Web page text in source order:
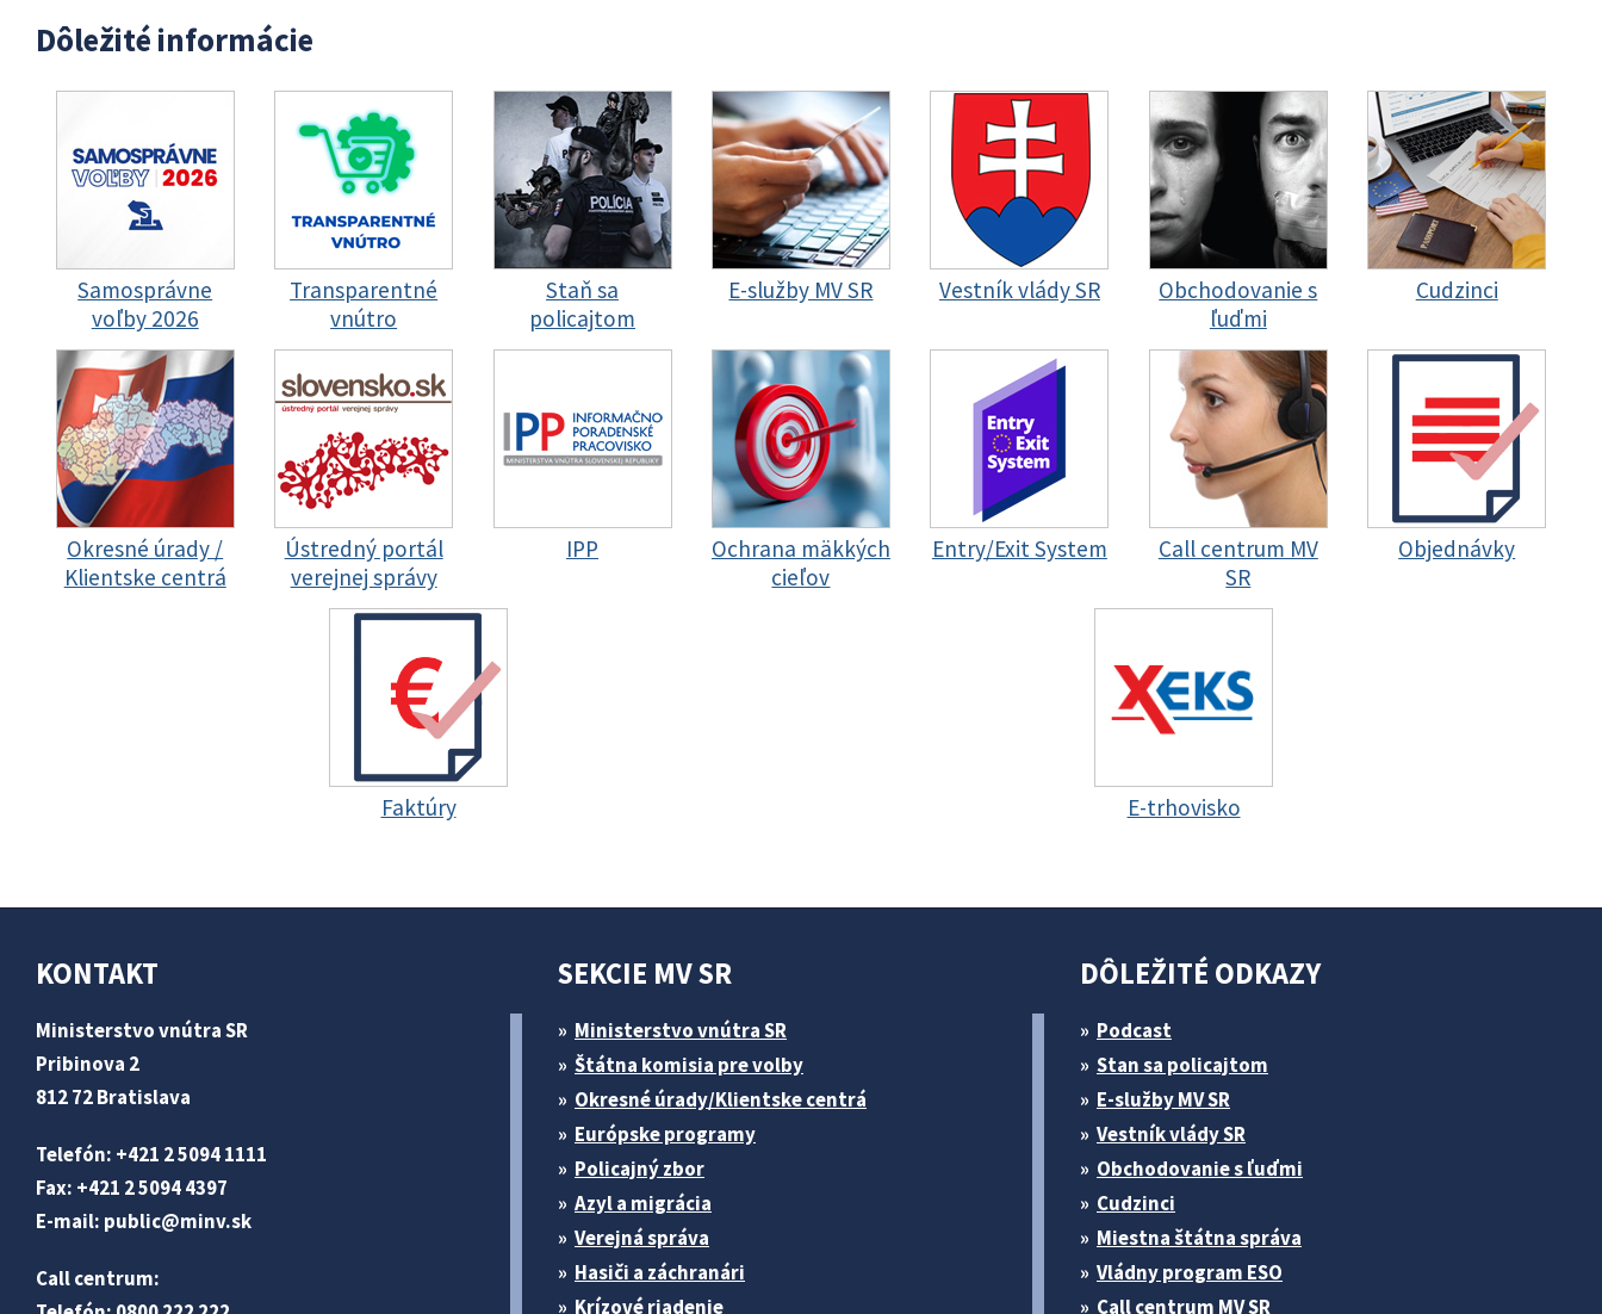
Dôležité informácie
Samosprávne
voľby 2026
Transparentné
vnútro
Staň sa
policajtom
E-služby MV SR Vestník vlády SR
Obchodovanie s
ľuďmi
Cudzinci
Okresné úrady /
Klientske centrá
Ústredný portál
verejnej správy
IPP
Ochrana mäkkých
cieľov
Entry/Exit System
Call centrum MV
SR
Objednávky
Faktúry E-trhovisko
KONTAKT
Ministerstvo vnútra SR
Pribinova 2
812 72 Bratislava
Telefón: +421 2 5094 1111
Fax: +421 2 5094 4397
E-mail: public@minv.sk
Call centrum:
SEKCIE MV SR
Ministerstvo vnútra SR
Štátna komisia pre volby
Okresné úrady/Klientske centrá
Európske programy
Policajný zbor
Azyl a migrácia
Verejná správa
Hasiči a záchranári
Krízové riadenie
DÔLEŽITÉ ODKAZY
Podcast
Stan sa policajtom
E-služby MV SR
Vestník vlády SR
Obchodovanie s ľuďmi
Cudzinci
Miestna štátna správa
Vládny program ESO
Call centrum MV SR